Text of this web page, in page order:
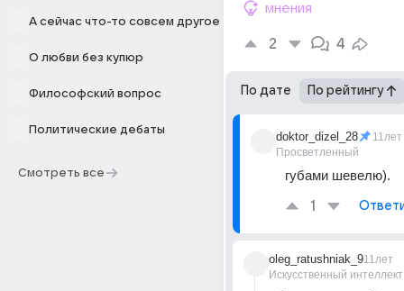
А сейчас что-то совсем другое
О любви без купюр
Философский вопрос
Политические дебаты
Смотреть все
мнения
2 4
По дате По рейтингу
doktor_dizel_28
Просветленный
11лет
губами шевелю).
1
oleg_ratushniak_9
Искусственный интеллект
11лет